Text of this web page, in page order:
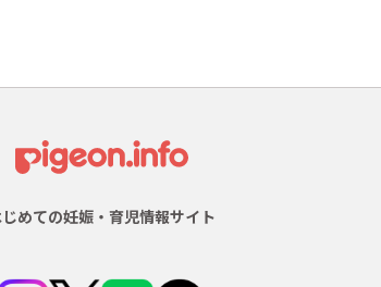
めての妊娠・育児情報サイト